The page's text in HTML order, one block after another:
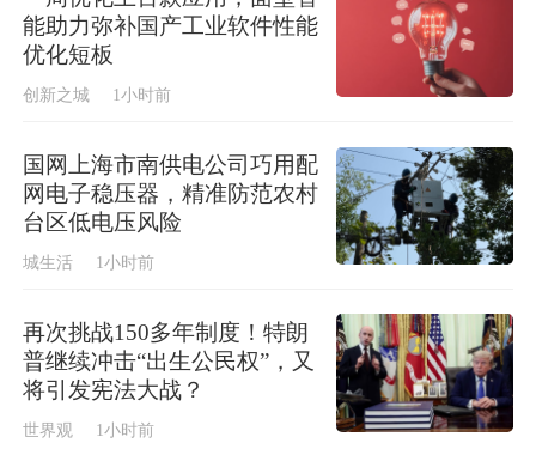
能助力弥补国产工业软件性能
优化短板
创新之城 1小时前
国网上海市南供电公司巧用配
网电子稳压器，精准防范农村
台区低电压风险
城生活 1小时前
再次挑战150多年制度！特朗
普继续冲击“出生公民权”，又
将引发宪法大战？
世界观 1小时前